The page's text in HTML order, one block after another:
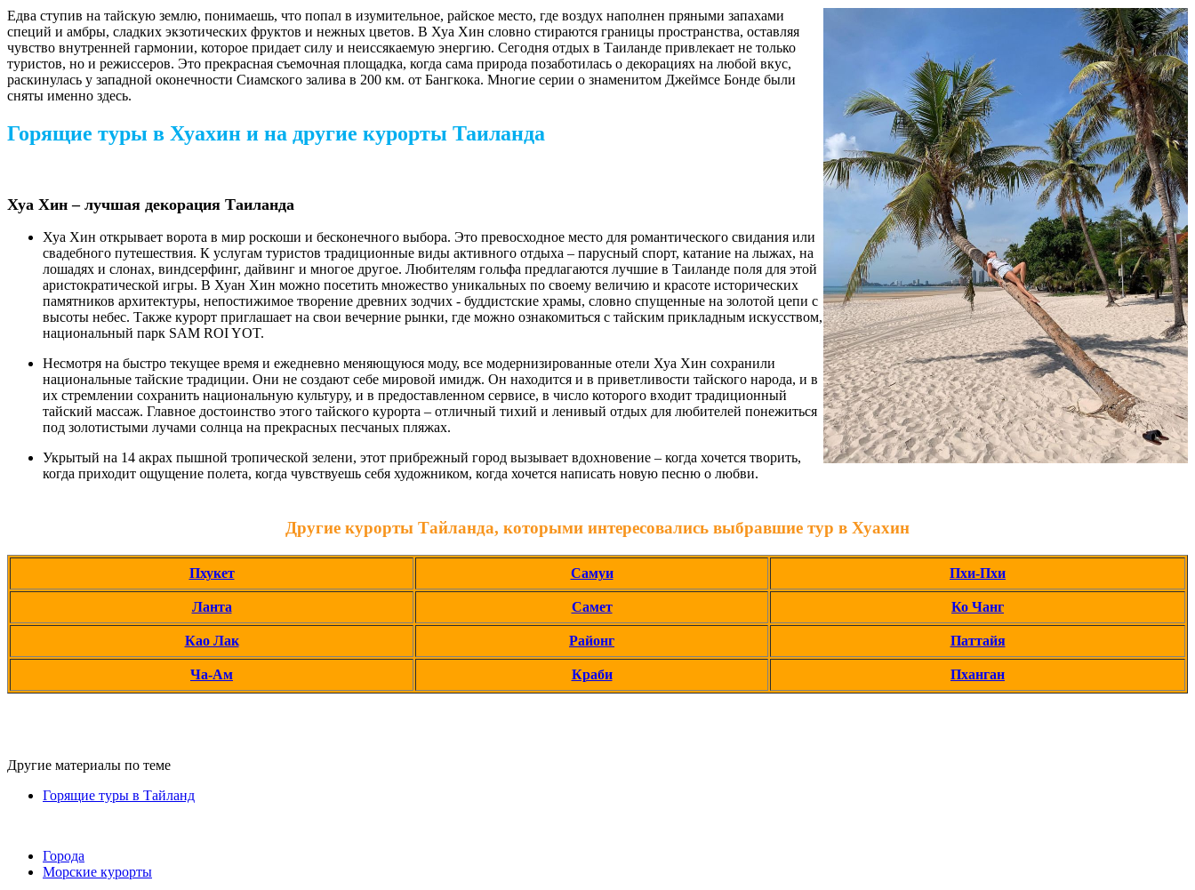
Едва ступив на тайскую землю, понимаешь, что попал в изумительное, райское место, где воздух наполнен пряными запахами
специй и амбры, сладких экзотических фруктов и нежных цветов. В Хуа Хин словно стираются границы пространства, оставляя
чувство внутренней гармонии, которое придает силу и неиссякаемую энергию. Сегодня отдых в Таиланде привлекает не только
туристов, но и режиссеров. Это прекрасная съемочная площадка, когда сама природа позаботилась о декорациях на любой вкус,
раскинулась у западной оконечности Сиамского залива в 200 км. от Бангкока. Многие серии о знаменитом Джеймсе Бонде были
сняты именно здесь.
Горящие туры в Хуахин и на другие курорты Таиланда
Хуа Хин – лучшая декорация Таиланда
Хуа Хин открывает ворота в мир роскоши и бесконечного выбора. Это превосходное место для романтического свидания или
свадебного путешествия. К услугам туристов традиционные виды активного отдыха – парусный спорт, катание на лыжах, на
лошадях и слонах, виндсерфинг, дайвинг и многое другое. Любителям гольфа предлагаются лучшие в Таиланде поля для этой
аристократической игры. В Хуан Хин можно посетить множество уникальных по своему величию и красоте исторических
памятников архитектуры, непостижимое творение древних зодчих - буддистские храмы, словно спущенные на золотой цепи с
высоты небес. Также курорт приглашает на свои вечерние рынки, где можно ознакомиться с тайским прикладным искусством,
национальный парк SAM ROI YOT.
Несмотря на быстро текущее время и ежедневно меняющуюся моду, все модернизированные отели Хуа Хин сохранили
национальные тайские традиции. Они не создают себе мировой имидж. Он находится и в приветливости тайского народа, и в
их стремлении сохранить национальную культуру, и в предоставленном сервисе, в число которого входит традиционный
тайский массаж. Главное достоинство этого тайского курорта – отличный тихий и ленивый отдых для любителей понежиться
под золотистыми лучами солнца на прекрасных песчаных пляжах.
Укрытый на 14 акрах пышной тропической зелени, этот прибрежный город вызывает вдохновение – когда хочется творить,
когда приходит ощущение полета, когда чувствуешь себя художником, когда хочется написать новую песню о любви.
Другие курорты Тайланда, которыми интересовались выбравшие тур в Хуахин
Пхукет Самуи Пхи-Пхи
Ланта Самет Ко Чанг
Као Лак Районг Паттайя
Ча-Ам Краби Пханган
Другие материалы по теме
Горящие туры в Тайланд
Города
Морские курорты